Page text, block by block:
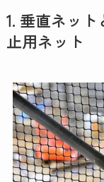
1. 垂直ネッ
止用ネット